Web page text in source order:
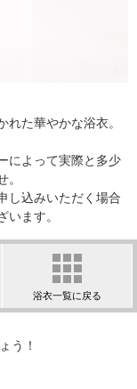
た華やかな浴衣。
によって実際と多少
し込みいただく場合
ます。
う！